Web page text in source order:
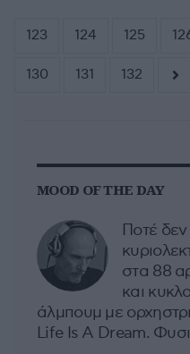
123 124 125
130 131 132
MOOD OF THE DAY
Ποτέ δεν
στα 88
και
άλμπουμ με
Life Is A Dream.